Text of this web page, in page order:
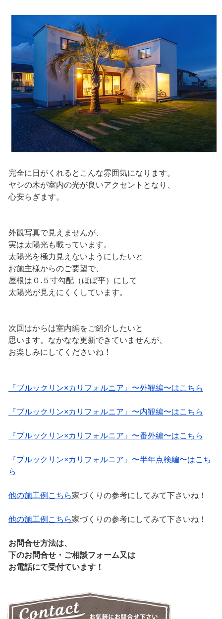
完全に日がくれるとこんな雰囲気になります。
ヤシの木が室内の光が良いアクセントとなり、
心安らぎます。
外観写真で見えませんが、
実は太陽光も載っています。
太陽光を極力見えないようにしたいと
お施主様からのご要望で、
屋根は０.５寸勾配（ほぼ平）にして
太陽光が見えにくくしています。
次回はからは室内編をご紹介したいと
思います。なかなな更新できていませんが、
お楽しみにしてくださいね！
『ブルックリン×カリフォルニア』〜外観編〜はこちら
『ブルックリン×カリフォルニア』〜内観編〜はこちら
『ブルックリン×カリフォルニア』〜番外編〜はこちら
『ブルックリン×カリフォルニア』〜半年点検編〜はこち
ら
他の施工例こちら家づくりの参考にしてみて下さいね！
他の施工例こちら家づくりの参考にしてみて下さいね！
お問合せ方法は、
下のお問合せ・ご相談フォーム又は
お電話にて受付ています！